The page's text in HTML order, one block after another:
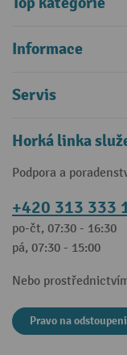
Informace
Servis
Horká linka
Podpora a
+420 313 333
po-čt, 07:30 - 16:30
pá, 07:30 - 15:00
Nebo
Pravo na